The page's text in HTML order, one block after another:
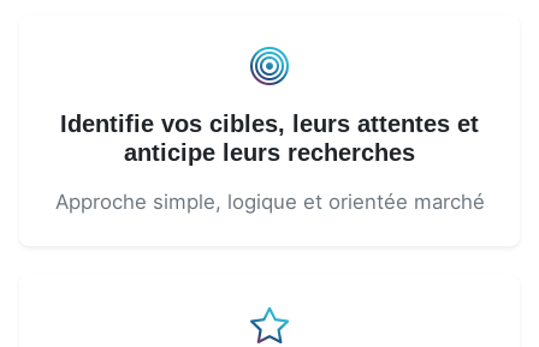
Identifie vos cibles, leurs attentes et
anticipe leurs recherches
Approche simple, logique et orientée marché